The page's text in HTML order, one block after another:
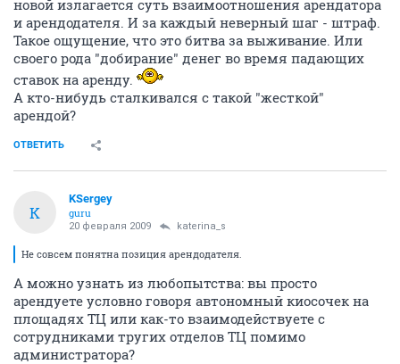
новой излагается суть взаимоотношения арендатора
и арендодателя. И за каждый неверный шаг - штраф.
Такое ощущение, что это битва за выживание. Или
своего рода "добирание" денег во время падающих
ставок на аренду.
А кто-нибудь сталкивался с такой "жесткой"
арендой?
ОТВЕТИТЬ
K
KSergey
guru
20 февраля 2009 katerina_s
Не совсем понятна позиция арендодателя.
А можно узнать из любопытства: вы просто
арендуете условно говоря автономный киосочек на
площадях ТЦ или как-то взаимодействуете с
сотрудниками тругих отделов ТЦ помимо
администратора?